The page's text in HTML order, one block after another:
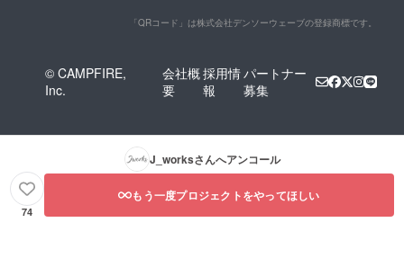
「QRコード」は株式会社デンソーウェーブの登録商標です。
© CAMPFIRE,
Inc.
会社概
要
採用情
報
パートナー
募集
J_worksさんへアンコール
74
もう一度プロジェクトをやってほしい